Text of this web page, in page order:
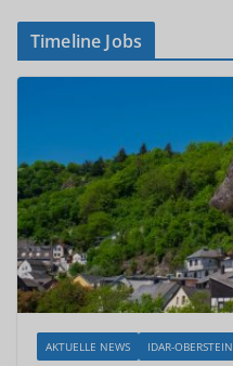
Timeline Jobs
AKTUELLE NEWS IDAR-OBERSTEIN